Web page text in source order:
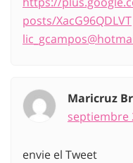
posts/XacG96QDLVT
Maricruz
septiembre
envie el Tweet